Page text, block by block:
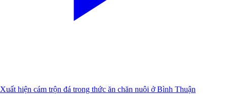
Xuất hiện cám trộn đá trong thức ăn chăn nuôi ở Bình Thuận